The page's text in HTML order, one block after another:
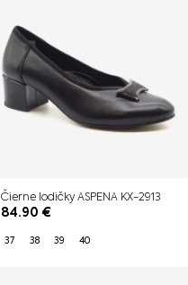
Čierne lodičky ASPENA KX-2913
84.90 €
37 38 39 40